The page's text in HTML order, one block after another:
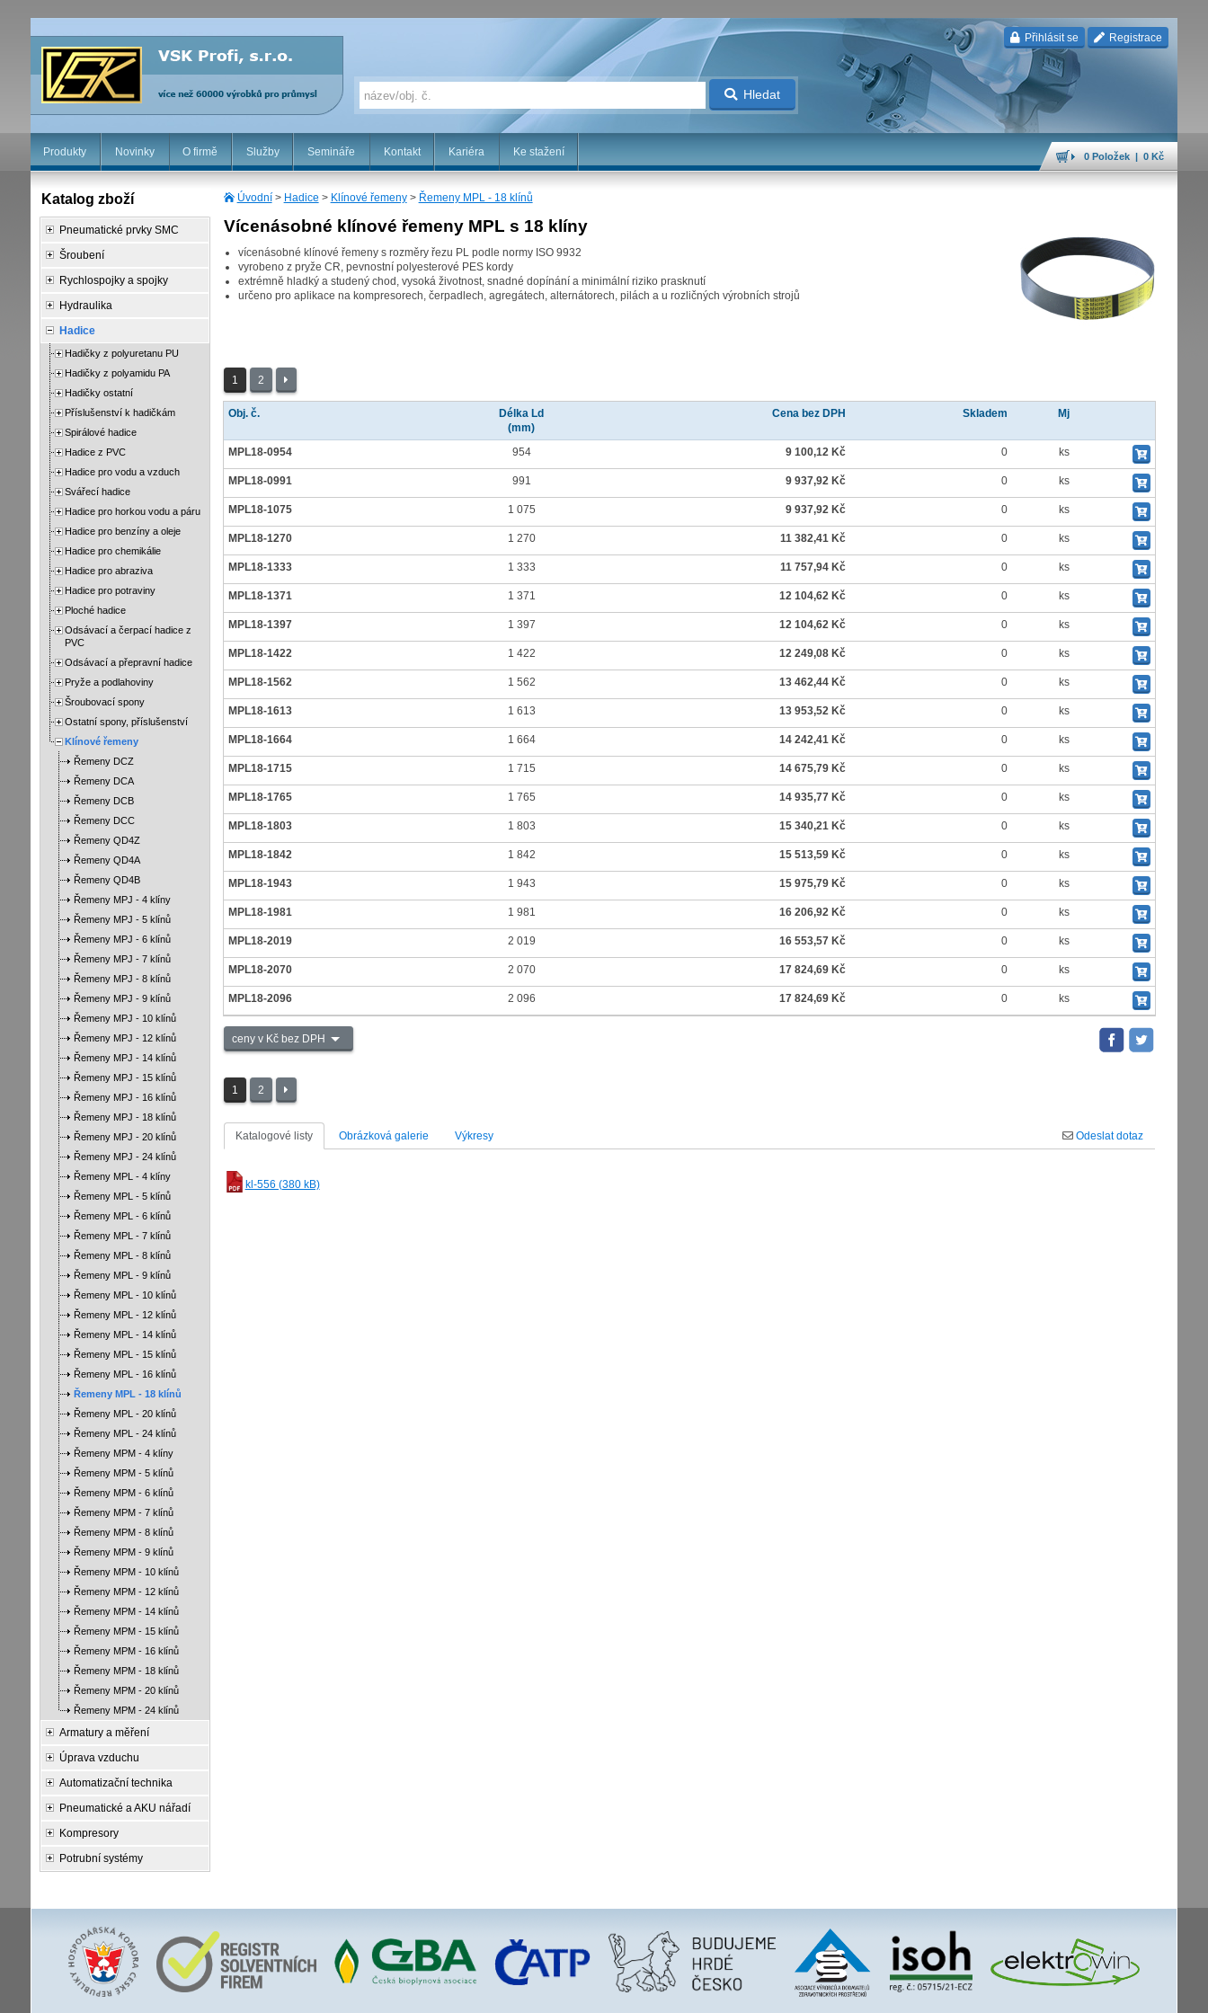
Přihlásit se Registrace
Hledat
Produkty Novinky O firmě Služby Semináře Kontakt Kariéra Ke stažení 0 Položek | 0 Kč
Úvodní> Hadice > Klínové řemeny> Řemeny MPL - 18 klínů
Vícenásobné klínové řemeny MPL s 18 klíny
vícenásobné klínové řemeny s rozměry řezu PL podle normy ISO 9932
vyrobeno z pryže CR, pevnostní polyesterové PES kordy
extrémně hladký a studený chod, vysoká životnost, snadné dopínání a minimální riziko prasknutí
určeno pro aplikace na kompresorech, čerpadlech, agregátech, alternátorech, pilách a u rozličných výrobních strojů
1 2
Obj. č.
Délka Ld
(mm)
Cena bez DPH Skladem Mj
MPL18-0954 954 9 100,12 Kč 0 ks
MPL18-0991 991 9 937,92 Kč 0 ks
MPL18-1075 1 075 9 937,92 Kč 0 ks
MPL18-1270 1 270 11 382,41 Kč 0 ks
MPL18-1333 1 333 11 757,94 Kč 0 ks
MPL18-1371 1 371 12 104,62 Kč 0 ks
MPL18-1397 1 397 12 104,62 Kč 0 ks
MPL18-1422 1 422 12 249,08 Kč 0 ks
MPL18-1562 1 562 13 462,44 Kč 0 ks
MPL18-1613 1 613 13 953,52 Kč 0 ks
MPL18-1664 1 664 14 242,41 Kč 0 ks
MPL18-1715 1 715 14 675,79 Kč 0 ks
MPL18-1765 1 765 14 935,77 Kč 0 ks
MPL18-1803 1 803 15 340,21 Kč 0 ks
MPL18-1842 1 842 15 513,59 Kč 0 ks
MPL18-1943 1 943 15 975,79 Kč 0 ks
MPL18-1981 1 981 16 206,92 Kč 0 ks
MPL18-2019 2 019 16 553,57 Kč 0 ks
MPL18-2070 2 070 17 824,69 Kč 0 ks
MPL18-2096 2 096 17 824,69 Kč 0 ks
ceny v Kč bez DPH
1 2
Katalogové listy Obrázková galerie Výkresy Odeslat dotaz
kl-556 (380 kB)
Katalog zboží
Pneumatické prvky SMC
Šroubení
Rychlospojky a spojky
Hydraulika
Hadice
Hadičky z polyuretanu PU
Hadičky z polyamidu PA
Hadičky ostatní
Příslušenství k hadičkám
Spirálové hadice
Hadice z PVC
Hadice pro vodu a vzduch
Svářecí hadice
Hadice pro horkou vodu a páru
Hadice pro benzíny a oleje
Hadice pro chemikálie
Hadice pro abraziva
Hadice pro potraviny
Ploché hadice
Odsávací a čerpací hadice z
PVC
Odsávací a přepravní hadice
Pryže a podlahoviny
Šroubovací spony
Ostatní spony, příslušenství
Klínové řemeny
Řemeny DCZ
Řemeny DCA
Řemeny DCB
Řemeny DCC
Řemeny QD4Z
Řemeny QD4A
Řemeny QD4B
Řemeny MPJ - 4 klíny
Řemeny MPJ - 5 klínů
Řemeny MPJ - 6 klínů
Řemeny MPJ - 7 klínů
Řemeny MPJ - 8 klínů
Řemeny MPJ - 9 klínů
Řemeny MPJ - 10 klínů
Řemeny MPJ - 12 klínů
Řemeny MPJ - 14 klínů
Řemeny MPJ - 15 klínů
Řemeny MPJ - 16 klínů
Řemeny MPJ - 18 klínů
Řemeny MPJ - 20 klínů
Řemeny MPJ - 24 klínů
Řemeny MPL - 4 klíny
Řemeny MPL - 5 klínů
Řemeny MPL - 6 klínů
Řemeny MPL - 7 klínů
Řemeny MPL - 8 klínů
Řemeny MPL - 9 klínů
Řemeny MPL - 10 klínů
Řemeny MPL - 12 klínů
Řemeny MPL - 14 klínů
Řemeny MPL - 15 klínů
Řemeny MPL - 16 klínů
Řemeny MPL - 18 klínů
Řemeny MPL - 20 klínů
Řemeny MPL - 24 klínů
Řemeny MPM - 4 klíny
Řemeny MPM - 5 klínů
Řemeny MPM - 6 klínů
Řemeny MPM - 7 klínů
Řemeny MPM - 8 klínů
Řemeny MPM - 9 klínů
Řemeny MPM - 10 klínů
Řemeny MPM - 12 klínů
Řemeny MPM - 14 klínů
Řemeny MPM - 15 klínů
Řemeny MPM - 16 klínů
Řemeny MPM - 18 klínů
Řemeny MPM - 20 klínů
Řemeny MPM - 24 klínů
Armatury a měření
Úprava vzduchu
Automatizační technika
Pneumatické a AKU nářadí
Kompresory
Potrubní systémy